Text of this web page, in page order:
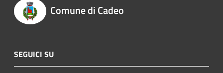
Comune di Cadeo
SEGUICI SU